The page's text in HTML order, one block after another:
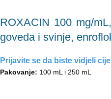
ROXACIN 100 mg/
goveda i svinje,
Prijavite se da biste vidjeli
Pakovanje: 100 mL i 250 mL